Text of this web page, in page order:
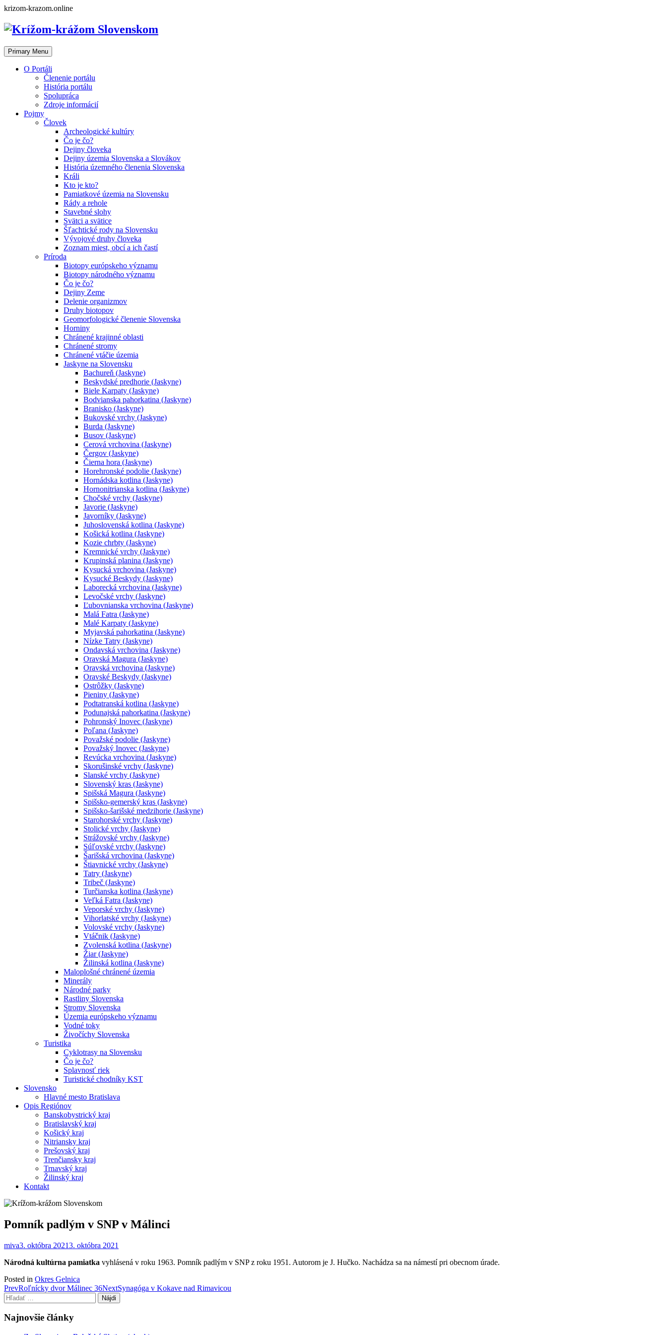
Skip
content
krizom-krazom.online
Primary Menu
O Portáli
Členenie portálu
História portálu
Spolupráca
Zdroje informácií
Pojmy
Človek
Archeologické kultúry
Čo je čo?
Dejiny človeka
Dejiny územia Slovenska a Slovákov
História územného členenia Slovenska
Králi
Kto je kto?
Pamiatkové územia na Slovensku
Rády a rehole
Stavebné slohy
Svätci a svätice
Šľachtické rody na Slovensku
Vývojové druhy človeka
Zoznam miest, obcí a ich častí
Príroda
Biotopy európskeho významu
Biotopy národného významu
Čo je čo?
Dejiny Zeme
Delenie organizmov
Druhy biotopov
Geomorfologické členenie Slovenska
Horniny
Chránené krajinné oblasti
Chránené stromy
Chránené vtáčie územia
Jaskyne na Slovensku
Bachureň (Jaskyne)
Beskydské predhorie (Jaskyne)
Biele Karpaty (Jaskyne)
Bodvianska pahorkatina (Jaskyne)
Branisko (Jaskyne)
Bukovské vrchy (Jaskyne)
Burda (Jaskyne)
Busov (Jaskyne)
Cerová vrchovina (Jaskyne)
Čergov (Jaskyne)
Čierna hora (Jaskyne)
Horehronské podolie (Jaskyne)
Hornádska kotlina (Jaskyne)
Hornonitrianska kotlina (Jaskyne)
Chočské vrchy (Jaskyne)
Javorie (Jaskyne)
Javorníky (Jaskyne)
Juhoslovenská kotlina (Jaskyne)
Košická kotlina (Jaskyne)
Kozie chrbty (Jaskyne)
Kremnické vrchy (Jaskyne)
Krupinská planina (Jaskyne)
Kysucká vrchovina (Jaskyne)
Kysucké Beskydy (Jaskyne)
Laborecká vrchovina (Jaskyne)
Levočské vrchy (Jaskyne)
Ľubovnianska vrchovina (Jaskyne)
Malá Fatra (Jaskyne)
Malé Karpaty (Jaskyne)
Myjavská pahorkatina (Jaskyne)
Nízke Tatry (Jaskyne)
Ondavská vrchovina (Jaskyne)
Oravská Magura (Jaskyne)
Oravská vrchovina (Jaskyne)
Oravské Beskydy (Jaskyne)
Ostrôžky (Jaskyne)
Pieniny (Jaskyne)
Podtatranská kotlina (Jaskyne)
Podunajská pahorkatina (Jaskyne)
Pohronský Inovec (Jaskyne)
Poľana (Jaskyne)
Považské podolie (Jaskyne)
Považský Inovec (Jaskyne)
Revúcka vrchovina (Jaskyne)
Skorušinské vrchy (Jaskyne)
Slanské vrchy (Jaskyne)
Slovenský kras (Jaskyne)
Spišská Magura (Jaskyne)
Spišsko-gemerský kras (Jaskyne)
Spišsko-šarišské medzihorie (Jaskyne)
Starohorské vrchy (Jaskyne)
Stolické vrchy (Jaskyne)
Strážovské vrchy (Jaskyne)
Súľovské vrchy (Jaskyne)
Šarišská vrchovina (Jaskyne)
Štiavnické vrchy (Jaskyne)
Tatry (Jaskyne)
Tribeč (Jaskyne)
Turčianska kotlina (Jaskyne)
Veľká Fatra (Jaskyne)
Veporské vrchy (Jaskyne)
Vihorlatské vrchy (Jaskyne)
Volovské vrchy (Jaskyne)
Vtáčnik (Jaskyne)
Zvolenská kotlina (Jaskyne)
Žiar (Jaskyne)
Žilinská kotlina (Jaskyne)
Maloplošné chránené územia
Minerály
Národné parky
Rastliny Slovenska
Stromy Slovenska
Územia európskeho významu
Vodné toky
Živočíchy Slovenska
Turistika
Cyklotrasy na Slovensku
Čo je čo?
Splavnosť riek
Turistické chodníky KST
Slovensko
Hlavné mesto Bratislava
Opis Regiónov
Banskobystrický kraj
Bratislavský kraj
Košický kraj
Nitriansky kraj
Prešovský kraj
Trenčiansky kraj
Trnavský kraj
Žilinský kraj
Kontakt
Pomník padlým v SNP v Málinci
miva3. októbra 20213. októbra 2021
Národná kultúrna pamiatka vyhlásená v roku 1963. Pomník padlým v SNP z roku 1951. Autorom je J. Hučko. Nachádza sa na námestí pri obecnom úrade.
Posted in Okres Gelnica
Post
navigation
PrevRoľnícky dvor Málinec 36NextSynagóga v Kokave nad Rimavicou
Hľadať:
Najnovšie články